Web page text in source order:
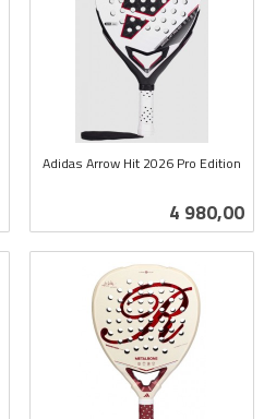
Adidas Arrow Hit 2026 Pro Edition
Pris
4 980,00